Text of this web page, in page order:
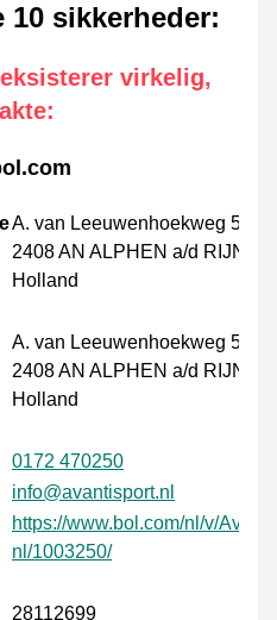
sikkerheder:
virkelig,
:
A. van Leeuwenhoekweg 54
2408 AN ALPHEN a/d RIJN
Holland
A. van Leeuwenhoekweg 54
2408 AN ALPHEN a/d RIJN
Holland
0172 470250
info@avantisport.nl
https://www.bol.com/nl/v/
nl/1003250/
28112699